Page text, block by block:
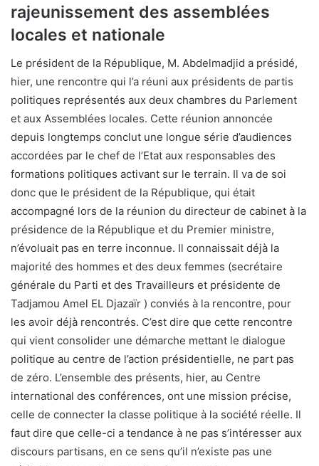
rajeunissement des assemblées
locales et nationale
Le président de la République, M. Abdelmadjid a présidé,
hier, une rencontre qui l’a réuni aux présidents de partis
politiques représentés aux deux chambres du Parlement
et aux Assemblées locales. Cette réunion annoncée
depuis longtemps conclut une longue série d’audiences
accordées par le chef de l’Etat aux responsables des
formations politiques activant sur le terrain. Il va de soi
donc que le président de la République, qui était
accompagné lors de la réunion du directeur de cabinet à la
présidence de la République et du Premier ministre,
n’évoluait pas en terre inconnue. Il connaissait déjà la
majorité des hommes et des deux femmes (secrétaire
générale du Parti et des Travailleurs et présidente de
Tadjamou Amel EL Djazaïr ) conviés à la rencontre, pour
les avoir déjà rencontrés. C’est dire que cette rencontre
qui vient consolider une démarche mettant le dialogue
politique au centre de l’action présidentielle, ne part pas
de zéro. L’ensemble des présents, hier, au Centre
international des conférences, ont une mission précise,
celle de connecter la classe politique à la société réelle. Il
faut dire que celle-ci a tendance à ne pas s’intéresser aux
discours partisans, en ce sens qu’il n’existe pas une